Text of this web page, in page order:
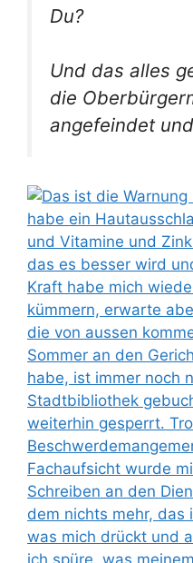
Du?
Und das alles
die
angefeindet